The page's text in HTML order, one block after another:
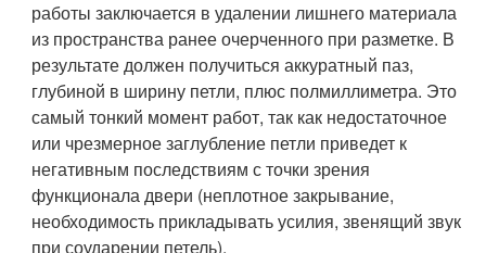
работы заключается в удалении лишнего материала
из пространства ранее очерченного при разметке. В
результате должен получиться аккуратный паз,
глубиной в ширину петли, плюс полмиллиметра. Это
самый тонкий момент работ, так как недостаточное
или чрезмерное заглубление петли приведет к
негативным последствиям с точки зрения
функционала двери (неплотное закрывание,
необходимость прикладывать усилия, звенящий звук
при соударении петель).